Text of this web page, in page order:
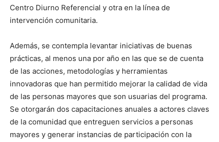
Centro Diurno Referencial y otra en la línea de
intervención comunitaria.
Además, se contempla levantar iniciativas de buenas
prácticas, al menos una por año en las que se de cuenta
de las acciones, metodologías y herramientas
innovadoras que han permitido mejorar la calidad de vida
de las personas mayores que son usuarias del programa.
Se otorgarán dos capacitaciones anuales a actores claves
de la comunidad que entreguen servicios a personas
mayores y generar instancias de participación con la